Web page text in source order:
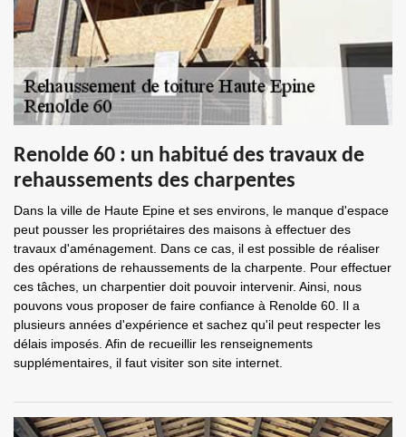
Renolde 60 : un habitué des travaux de
rehaussements des charpentes
Dans la ville de Haute Epine et ses environs, le manque d'espace
peut pousser les propriétaires des maisons à effectuer des
travaux d'aménagement. Dans ce cas, il est possible de réaliser
des opérations de rehaussements de la charpente. Pour effectuer
ces tâches, un charpentier doit pouvoir intervenir. Ainsi, nous
pouvons vous proposer de faire confiance à Renolde 60. Il a
plusieurs années d'expérience et sachez qu'il peut respecter les
délais imposés. Afin de recueillir les renseignements
supplémentaires, il faut visiter son site internet.